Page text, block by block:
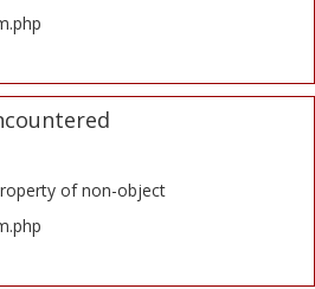
of non-object